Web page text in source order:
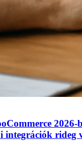
2026-
integrációk rideg